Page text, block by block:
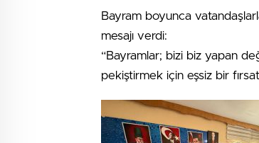
Bayram boyunca
mesajı verdi:
“Bayramlar; bizi biz yapan
pekiştirmek için eşsiz bir